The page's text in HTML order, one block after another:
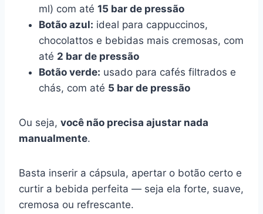
ml) com até 15 bar de pressão
Botão azul: ideal para cappuccinos,
chocolattos e bebidas mais cremosas, com
até 2 bar de pressão
Botão verde: usado para cafés filtrados e
chás, com até 5 bar de pressão
Ou seja, você não precisa ajustar nada
manualmente.
Basta inserir a cápsula, apertar o botão certo e
curtir a bebida perfeita — seja ela forte, suave,
cremosa ou refrescante.